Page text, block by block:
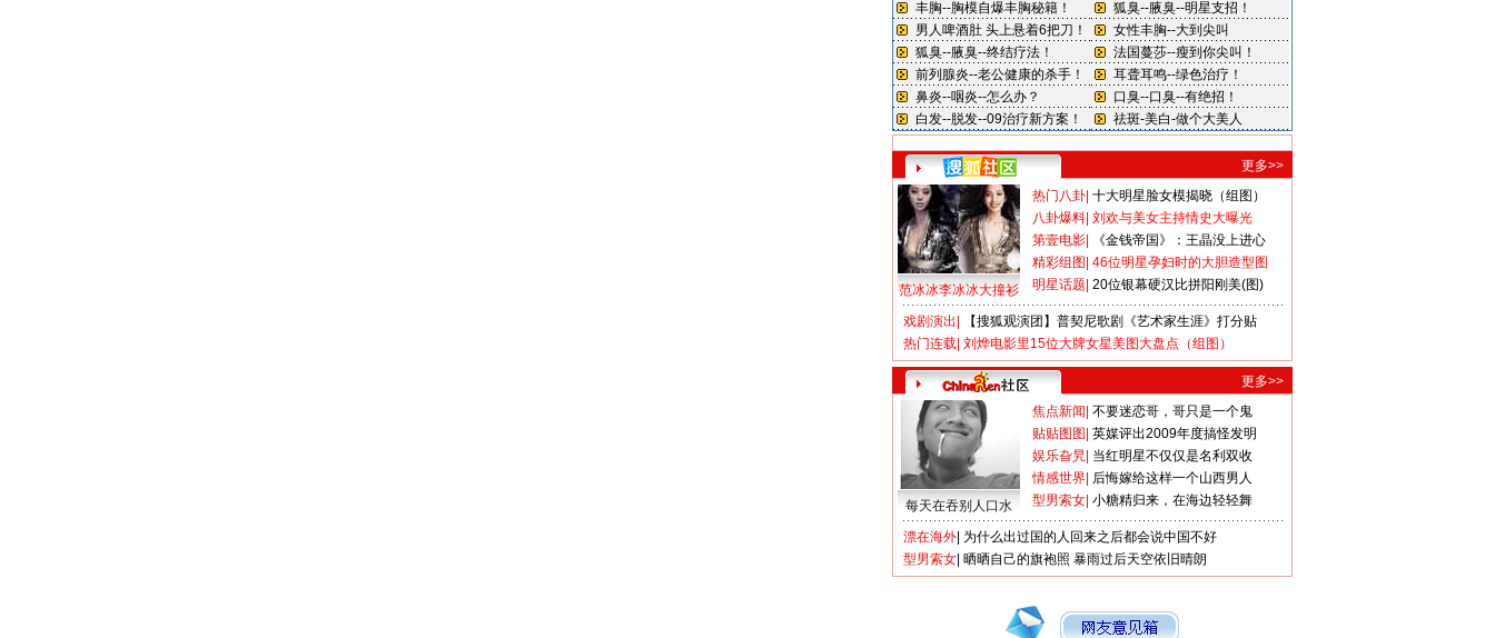
更多>>
范冰冰李冰冰大撞衫
热门八卦 十大明星脸女模揭晓（组图）
八卦爆料 刘欢与美女主持情史大曝光
第壹电影
《金钱帝国》：王晶没上进心
精彩组图 46位明星孕妇时的大胆造型图
明星话题 20位银幕硬汉比拼阳刚美(图)
戏剧演出
【搜狐观演团】普契尼歌剧《艺术家生涯》打分贴
热门连载 刘烨电影里15位大牌女星美图大盘点（组图）
更多>>
每天在吞别人口水
焦点新闻 不要迷恋哥，哥只是一个鬼
贴贴图图 英媒评出2009年度搞怪发明
娱乐旮旯 当红明星不仅仅是名利双收
情感世界 后悔嫁给这样一个山西男人
型男索女 小糖精归来，在海边轻轻舞
漂在海外 为什么出过国的人回来之后都会说中国不好
型男索女 晒晒自己的旗袍照 暴雨过后天空依旧晴朗